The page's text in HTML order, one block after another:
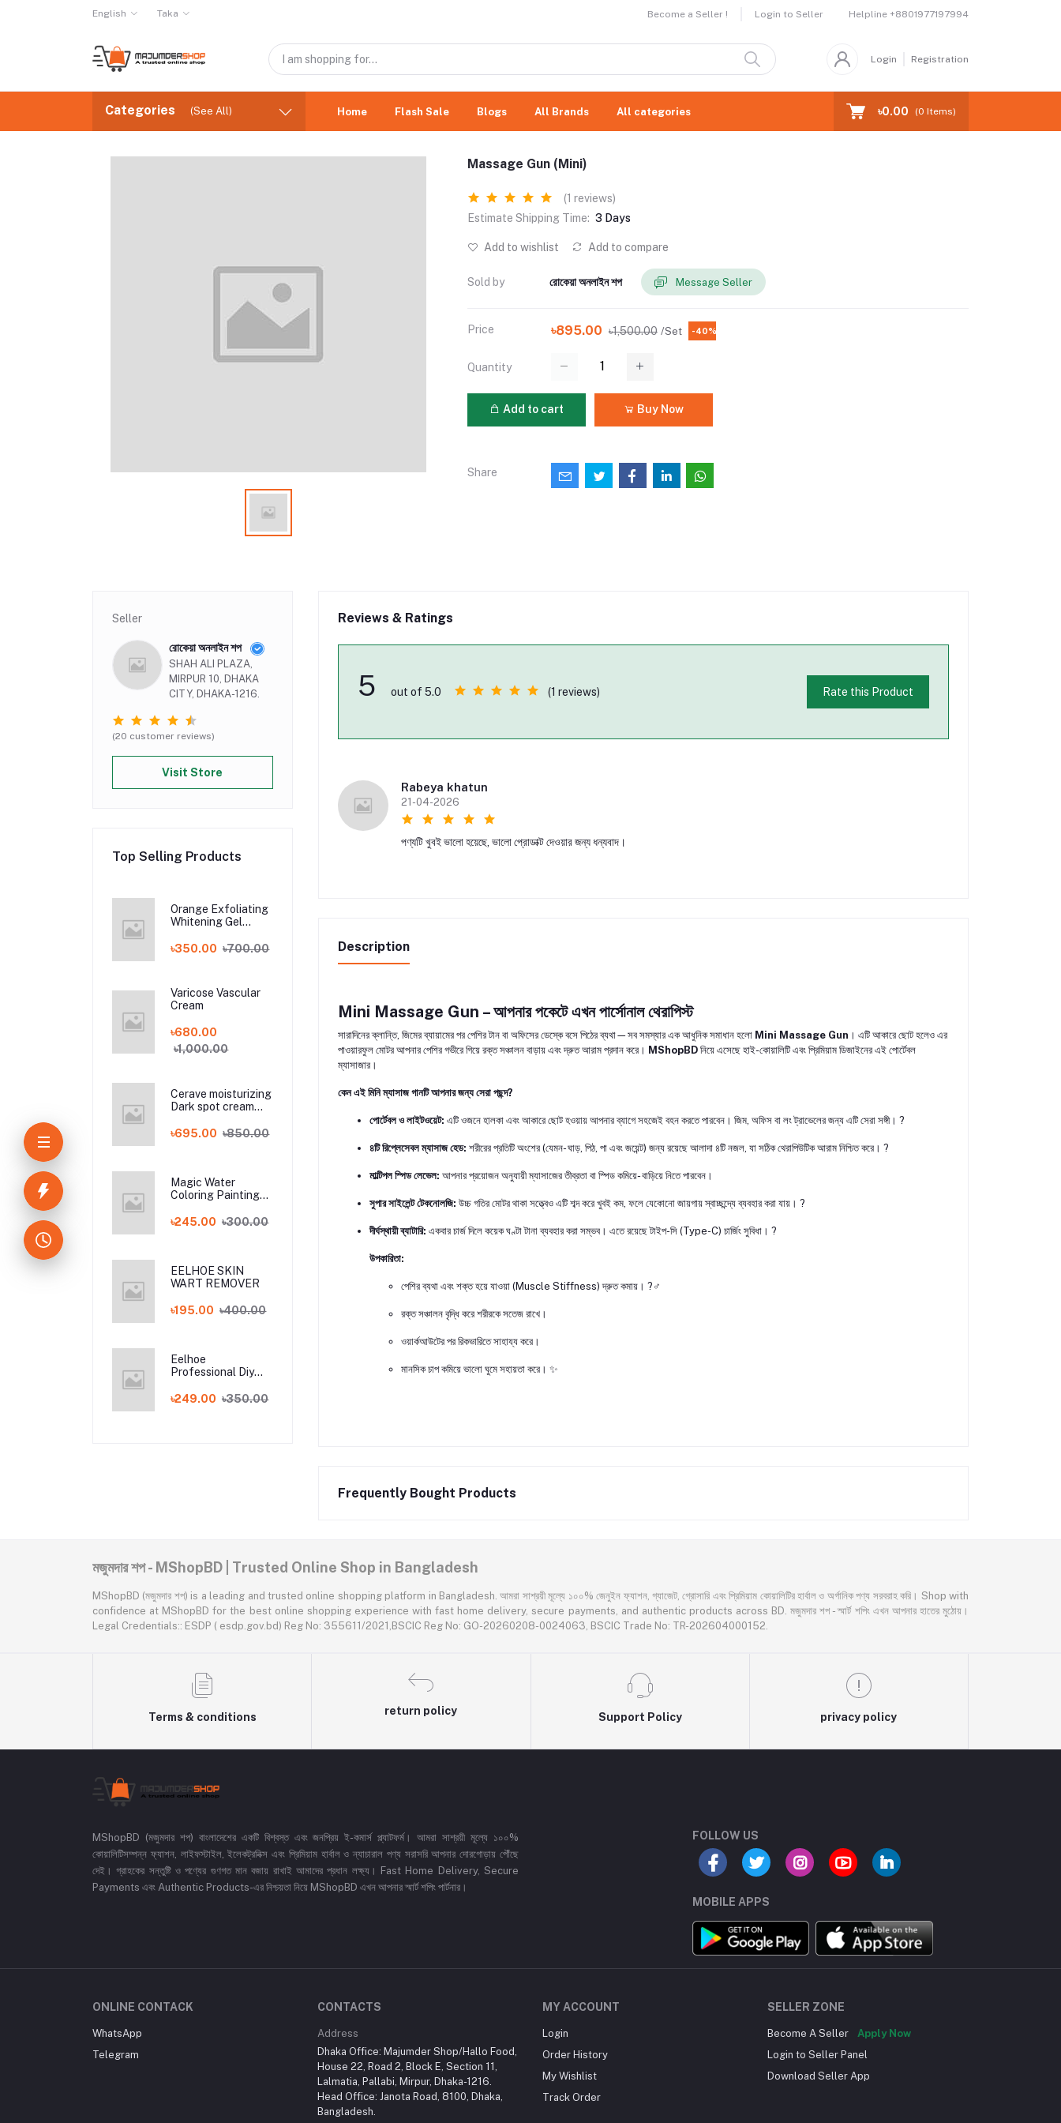
English Taka Become a Seller ! Login to Seller Helpline +8801977197994
Login Registration
Categories (See All) Home Flash Sale Blogs All Brands All categories ৳0.00 (0 Items)
Massage Gun (Mini)
(1 reviews)
Estimate Shipping Time: 3 Days
Add to wishlist Add to compare
Sold by রোকেয়া অনলাইন শপ Message Seller
Price ৳895.00 ৳1,500.00 /Set -40%
Quantity
Add to cart Buy Now
Share
Seller
রোকেয়া অনলাইন শপ
SHAH ALI PLAZA,
MIRPUR 10, DHAKA
CITY, DHAKA-1216.
(20 customer reviews)
Visit Store
Top Selling Products
Orange Exfoliating
Whitening Gel
Gel Scrub Face
৳350.00 ৳700.00
Varicose Vascular
Cream
৳680.00
৳1,000.00
Cerave moisturizing
Dark spot cream
Seed Oil
৳695.00 ৳850.00
Magic Water
Coloring Painting
Kids - Magic Book
৳245.00 ৳300.00
EELHOE SKIN
WART REMOVER
৳195.00 ৳400.00
Eelhoe
Professional Diy
Repair Kit 20ml
৳249.00 ৳350.00
Reviews & Ratings
5 out of 5.0 (1 reviews) Rate this Product
Rabeya khatun
21-04-2026
পণ্যটি খুবই ভালো হয়েছে, ভালো প্রোডাক্ট দেওয়ার জন্য ধন্যবাদ।
Description
Mini Massage Gun – আপনার পকেটে এখন পার্সোনাল থেরাপিস্ট
সারাদিনের ক্লান্তি, জিমের ব্যায়ামের পর পেশির টান বা অফিসের ডেস্কে বসে পিঠের ব্যথা—সব সমস্যার এক আধুনিক সমাধান হলো Mini Massage Gun । এটি আকারে ছোট হলেও এর
পাওয়ারফুল মোটর আপনার পেশির গভীরে গিয়ে রক্ত সঞ্চালন বাড়ায় এবং দ্রুত আরাম প্রদান করে। MShopBDনিয়ে এসেছে হাই-কোয়ালিটি এবং প্রিমিয়াম ডিজাইনের এই পোর্টেবল
ম্যাসাজার।
কেন এই মিনি ম্যাসাজ গানটি আপনার জন্য সেরা পছন্দ?
পোর্টেবল ও লাইটওয়েট: এটি ওজনে হালকা এবং আকারে ছোট হওয়ায় আপনার ব্যাগে সহজেই বহন করতে পারবেন। জিম, অফিস বা লং ট্রাভেলের জন্য এটি সেরা সঙ্গী। ?
৪টি রিপ্লেসেবল ম্যাসাজ হেড: শরীরের প্রতিটি অংশের (যেমন- ঘাড়, পিঠ, পা এবং জয়েন্ট) জন্য রয়েছে আলাদা ৪টি নজল, যা সঠিক থেরাপিউটিক আরাম নিশ্চিত করে। ?️
মাল্টিপল স্পিড লেভেল: আপনার প্রয়োজন অনুযায়ী ম্যাসাজের তীব্রতা বা স্পিড কমিয়ে- বাড়িয়ে নিতে পারবেন।
সুপার সাইলেন্ট টেকনোলজি: উচ্চ গতির মোটর থাকা সত্ত্বেও এটি শব্দ করে খুবই কম, ফলে যেকোনো জায়গায় স্বাচ্ছন্দ্যে ব্যবহার করা যায়। ?
দীর্ঘস্থায়ী ব্যাটারি: একবার চার্জ দিলে কয়েক ঘণ্টা টানা ব্যবহার করা সম্ভব। এতে রয়েছে টাইপ-সি (Type-C) চার্জিং সুবিধা। ?
উপকারিতা:
পেশির ব্যথা এবং শক্ত হয়ে যাওয়া (Muscle Stiffness) দ্রুত কমায়। ?‍♂️
রক্ত সঞ্চালন বৃদ্ধি করে শরীরকে সতেজ রাখে।
ওয়ার্কআউটের পর রিকভারিতে সাহায্য করে।
মানসিক চাপ কমিয়ে ভালো ঘুমে সহায়তা করে। ✨
Frequently Bought Products
মজুমদার শপ - MShopBD | Trusted Online Shop in Bangladesh
MShopBD (মজুমদার শপ) is a leading and trusted online shopping platform in Bangladesh. আমরা সাশ্রয়ী মূল্যে ১০০% জেনুইন ফ্যাশন, গ্যাজেট, গ্রোসারি এবং প্রিমিয়াম কোয়ালিটির হার্বাল ও অর্গানিক পণ্য সরবরাহ করি। Shop with
confidence at MShopBD for the best online shopping experience with fast home delivery, secure payments, and authentic products across BD. মজুমদার শপ - স্মার্ট শপিং এখন আপনার হাতের মুঠোয়।
Legal Credentials:: ESDP ( esdp.gov.bd) Reg No: 355611/2021,BSCIC Reg No: GO-20260208-0024063, BSCIC Trade No: TR-202604000152.
Terms & conditions
return policy
Support Policy privacy policy
MShopBD (মজুমদার শপ) বাংলাদেশের একটি বিশ্বস্ত এবং জনপ্রিয় ই-কমার্স প্ল্যাটফর্ম। আমরা সাশ্রয়ী মূল্যে ১০০%
কোয়ালিটিসম্পন্ন ফ্যাশন, লাইফস্টাইল, ইলেকট্রনিক্স এবং প্রিমিয়াম হার্বাল ও ন্যাচারাল পণ্য সরাসরি আপনার দোরগোড়ায় পৌঁছে
দেই। গ্রাহকের সন্তুষ্টি ও পণ্যের গুণগত মান বজায় রাখাই আমাদের প্রধান লক্ষ্য। Fast Home Delivery, Secure
Payments এবং Authentic Products-এর নিশ্চয়তা নিয়ে MShopBD এখন আপনার স্মার্ট শপিং পার্টনার।
FOLLOW US
MOBILE APPS
ONLINE CONTACK
WhatsApp
Telegram
CONTACTS
Address
Dhaka Office: Majumder Shop/Hallo Food,
House 22, Road 2, Block E, Section 11,
Lalmatia, Pallabi, Mirpur, Dhaka-1216.
Head Office: Janota Road, 8100, Dhaka,
Bangladesh.
MY ACCOUNT
Login
Order History
My Wishlist
Track Order
SELLER ZONE
Become A Seller
Apply Now
Login to Seller Panel
Download Seller App